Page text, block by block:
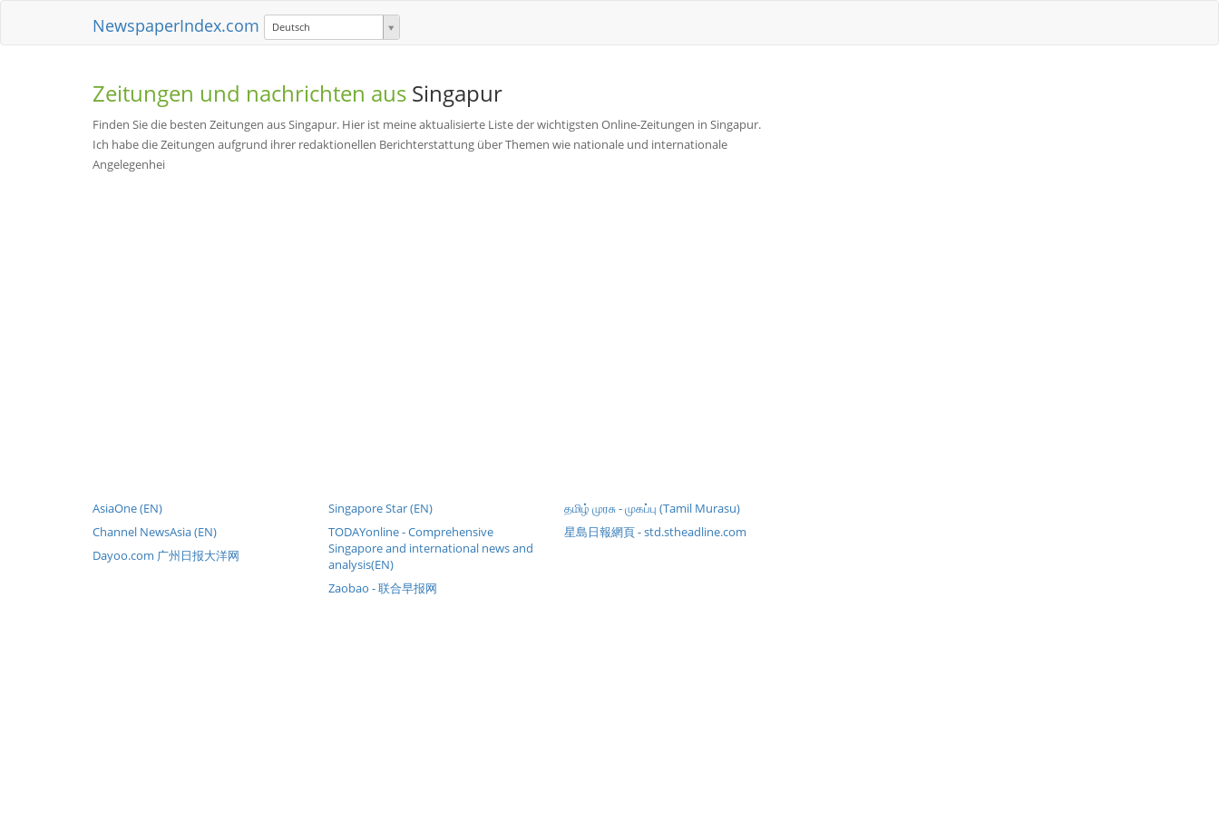
NewspaperIndex.com Deutsch
Zeitungen und nachrichten aus Singapur
Finden Sie die besten Zeitungen aus Singapur. Hier ist meine aktualisierte Liste der wichtigsten Online-Zeitungen in Singapur.
Ich habe die Zeitungen aufgrund ihrer redaktionellen Berichterstattung über Themen wie nationale und internationale
Angelegenhei
AsiaOne (EN)
Channel NewsAsia (EN)
Dayoo.com 广州日报大洋网
Singapore Star (EN)
TODAYonline - Comprehensive
Singapore and international news and
analysis(EN)
Zaobao - 联合早报网
தமிழ் முரசு - முகப்பு (Tamil Murasu)
星島日報網頁 - std.stheadline.com